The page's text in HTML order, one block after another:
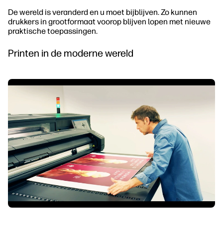
De wereld is veranderd en u moet bijblijven. Zo kunnen
drukkers in grootformaat voorop blijven lopen met nieuwe
praktische toepassingen.
Printen in de moderne wereld